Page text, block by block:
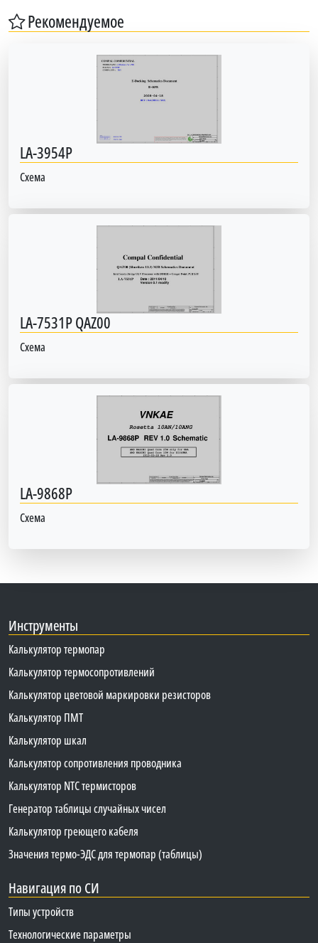
Рекомендуемое
LA-3954P
Схема
LA-7531P QAZ00
Схема
LA-9868P
Схема
Инструменты
Калькулятор термопар
Калькулятор термосопротивлений
Калькулятор цветовой маркировки резисторов
Калькулятор ПМТ
Калькулятор шкал
Калькулятор сопротивления проводника
Калькулятор NTC термисторов
Генератор таблицы случайных чисел
Калькулятор греющего кабеля
Значения термо-ЭДС для термопар (таблицы)
Навигация по СИ
Типы устройств
Технологические параметры